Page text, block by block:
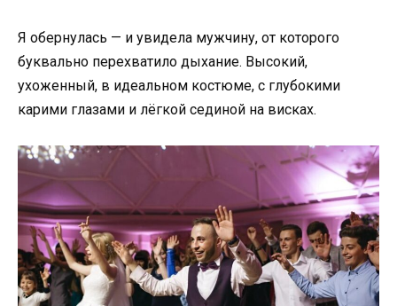
Я обернулась — и увидела мужчину, от которого
буквально перехватило дыхание. Высокий,
ухоженный, в идеальном костюме, с глубокими
карими глазами и лёгкой сединой на висках.